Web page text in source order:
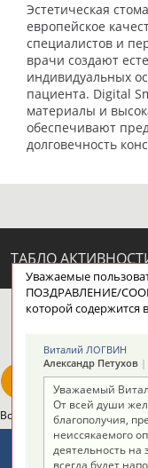
Эстетическая
европейское
специалистов и
врачи создают
индивидуальных
пациента. Digital
материалы и
обеспечивают
долговечность
ТАБЛО
ЦЕЛИ ПРОЕКТА
Вопросы сотрудничества и
Адресов в новостной
Уважаемые
ПОЗДРАВЛЕНИЕ/
которой содержится
Виталий ЛОГВИН
Александр Петухов|
Уважаемый
От всей души
благополучия,
неиссякаемого
деятельность
всегда будет